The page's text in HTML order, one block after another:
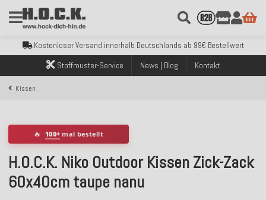
Über 120.000 erfolgreich versendete Bestellungen
Sicher bezahlen mit Klarna, PayPal & Amazon Pay
Über 120.000 erfolgreich versendete Bestellungen
Sicher bezahlen mit Klarna, PayPal & Amazon Pay
Kostenloser Versand innerhalb Deutschlands ab 99€ Bestellwert
Stoffmuster-Service News | Blog Kontakt
Kissen
🔥 100+ mal bestellt
H.O.C.K. Niko Outdoor Kissen Zick-Zack
60x40cm taupe nanu